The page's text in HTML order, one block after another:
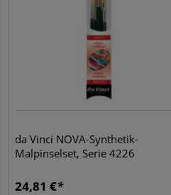
da Vinci NOVA-Synthetik-
Malpinselset, Serie 4226
24,81 €